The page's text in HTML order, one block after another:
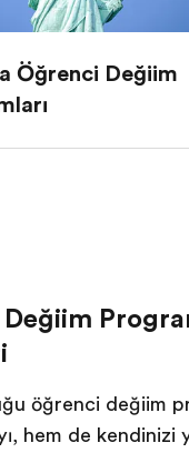
Öğrenci Değişim
öğrenci değişim
hem de kendinizi